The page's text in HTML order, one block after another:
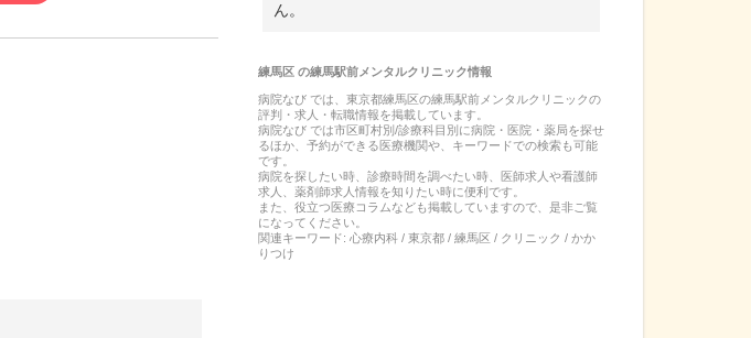
ん。
練馬区の練馬駅前メンタルクリニック情報
病院なび では、 東京都練馬区の練馬駅前メンタルクリニックの
評判・求人・転職情報を掲載しています。
病院なび では市区町村別/診療科目別に病院・医院・薬局を探せ
るほか、予約ができる医療機関や、キーワードでの検索も可能
です。
病院を探したい時、診療時間を調べたい時、医師求人や看護師
求人、薬剤師求人情報を知りたい時に便利です。
また、役立つ医療コラムなども掲載していますので、是非ご覧
になってください。
関連キーワード: 心療内科 / 東京都 / 練馬区 / クリニック / かか
りつけ